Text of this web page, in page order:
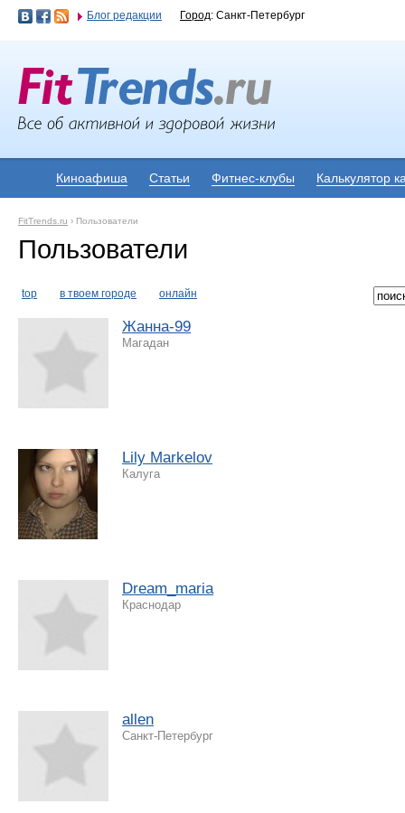
Блог редакции Город: Санкт-Петербург
Киноафиша Статьи Фитнес-клубы Калькулятор
FitTrends.ru › Пользователи
Пользователи
top в твоем городе онлайн
Жанна-99
Магадан
Lily Markelov
Калуга
Dream_maria
Краснодар
allen
Санкт-Петербург